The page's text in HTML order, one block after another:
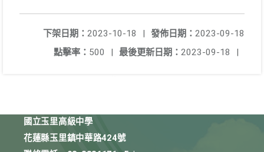
發佈日期： 2023-09-18
下架日期： 2023-10-18
|
最後更新日期： 2023-09-18 |
點擊率： 500 |
國立玉里高級中學
花蓮縣玉里鎮中華路424號